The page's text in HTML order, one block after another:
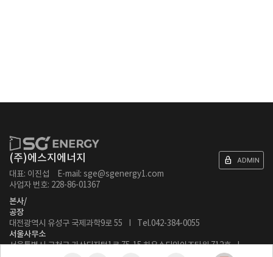
(주)에스지에너지
대표: 이진섭
E-mail: sge@sgenergy1.com
사업자 번호: 228-86-01367
본사/
공장
대전광역시 유성구 국제과학9로 55 I Tel.042-384-0055
서울사무소
서울특별시 금천구 가산디지털1로 75-15 하우스디와이즈타워 712호 I
lock ADMIN